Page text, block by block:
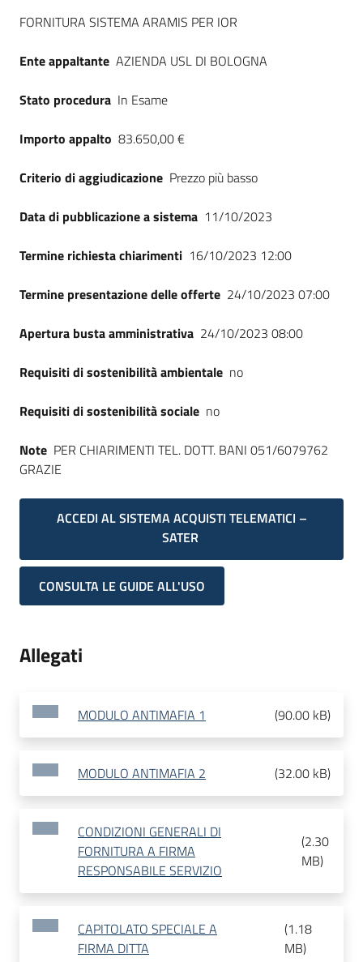
telematiche
English
site
su
Dati del bando
FORNITURA SISTEMA ARAMIS PER IOR
Ente appaltante AZIENDA USL DI BOLOGNA
Stato procedura In Esame
Importo appalto 83.650,00 €
Criterio di aggiudicazione Prezzo più basso
Data di pubblicazione a sistema 11/10/2023
Termine richiesta chiarimenti 16/10/2023 12:00
Termine presentazione delle offerte 24/10/2023 07:00
Apertura busta amministrativa 24/10/2023 08:00
Requisiti di sostenibilità ambientale no
Requisiti di sostenibilità sociale no
Note PER CHIARIMENTI TEL. DOTT. BANI 051/6079762
GRAZIE
ACCEDI AL SISTEMA ACQUISTI TELEMATICI –
SATER
CONSULTA LE GUIDE ALL'USO
Allegati
MODULO ANTIMAFIA 1 (90.00 kB)
MODULO ANTIMAFIA 2 (32.00 kB)
CONDIZIONI GENERALI DI
FORNITURA A FIRMA
RESPONSABILE SERVIZIO
(2.30
MB)
CAPITOLATO SPECIALE A
FIRMA DITTA
(1.18
MB)